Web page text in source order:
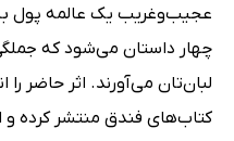
عجیب‌وغریب یک‌ عالمه پول
چهار داستان می‌شود که
لبان‌تان می‌آورند. اثر حاضر
کتاب‌های فندق منتشر کرده